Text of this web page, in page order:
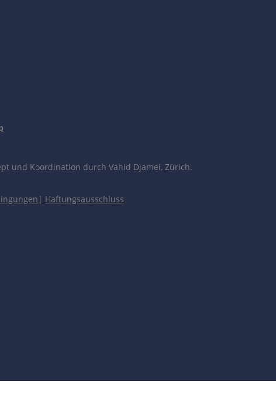
und Koordination durch Vahid Djamei, Zürich.
| Haftungsausschluss